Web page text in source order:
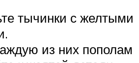
тычинки с желтыми
из них пополам